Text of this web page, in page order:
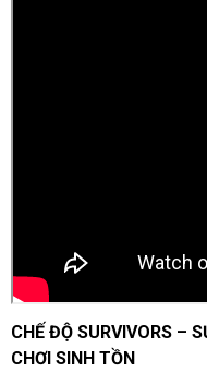
CHẾ ĐỘ SURVIVORS –
CHƠI SINH TỒN